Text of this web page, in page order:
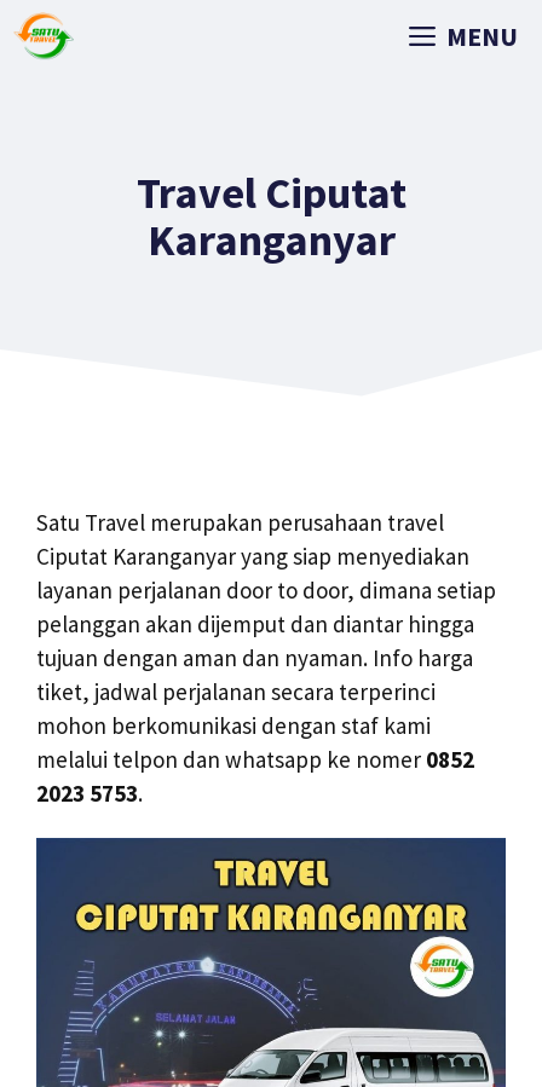
MENU
Travel Ciputat
Karanganyar
Satu Travel merupakan perusahaan travel
Ciputat Karanganyar yang siap menyediakan
layanan perjalanan door to door, dimana setiap
pelanggan akan dijemput dan diantar hingga
tujuan dengan aman dan nyaman. Info harga
tiket, jadwal perjalanan secara terperinci
mohon berkomunikasi dengan staf kami
melalui telpon dan whatsapp ke nomer 0852
2023 5753.